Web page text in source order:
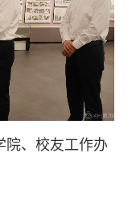
院、校友工作办